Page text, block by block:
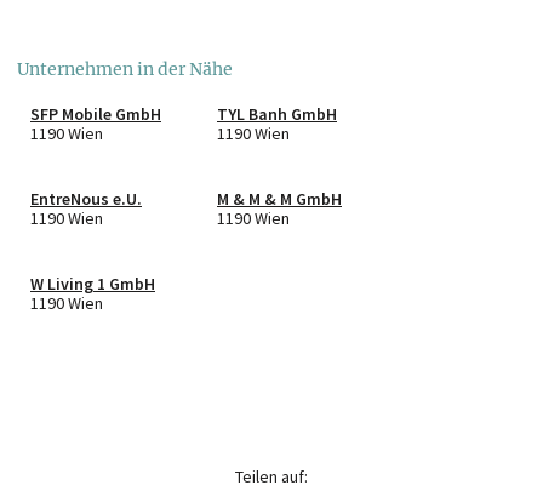
Unternehmen in der Nähe
SFP Mobile GmbH
1190 Wien
TYL Banh GmbH
1190 Wien
EntreNous e.U.
1190 Wien
M & M & M GmbH
1190 Wien
W Living 1 GmbH
1190 Wien
Teilen auf: